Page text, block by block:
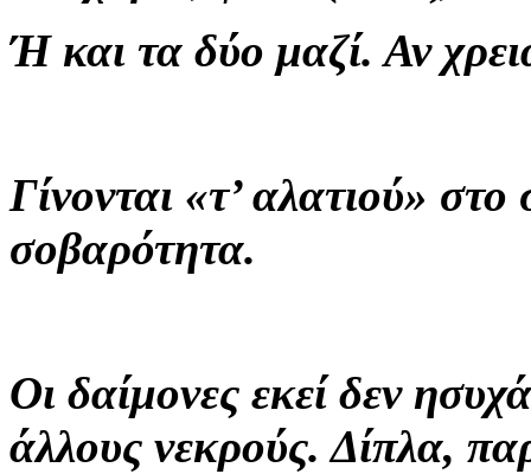
Ή και τα δύο μαζί. Αν
Γίνονται «τ’ αλατιού»
σοβαρότητα.
Οι δαίμονες εκεί δεν
άλλους νεκρούς. Δίπλα,